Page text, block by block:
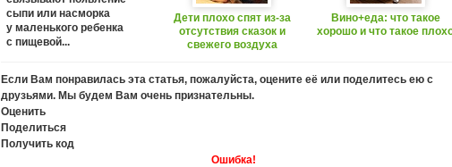
сыпи или насморка
у маленького ребенка
с пищевой...
Дети плохо спят из-за
отсутствия сказок и
свежего воздуха
Вино+еда: что такое
хорошо и что такое
Если Вам понравилась эта статья, пожалуйста, оцените её или поделитесь ею с
друзьями. Мы будем Вам очень признательны.
Оценить
Поделиться
Получить код
Ошибка!